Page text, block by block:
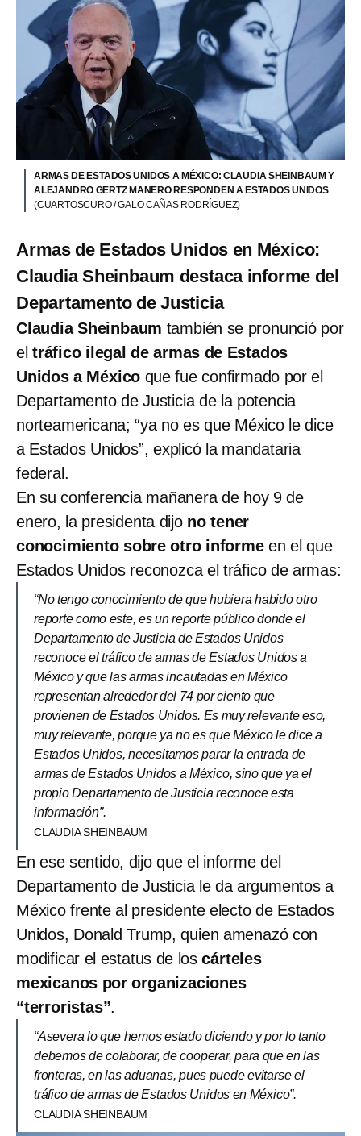
ARMAS DE ESTADOS UNIDOS A MÉXICO: CLAUDIA SHEINBAUM Y
ALEJANDRO GERTZ MANERO RESPONDEN A ESTADOS UNIDOS
(CUARTOSCURO / GALO CAÑAS RODRÍGUEZ)
Armas de Estados Unidos en México:
Claudia Sheinbaum destaca informe del
Departamento de Justicia
Claudia Sheinbaum también se pronunció por
el tráfico ilegal de armas de Estados
Unidos a México que fue confirmado por el
Departamento de Justicia de la potencia
norteamericana; “ya no es que México le dice
a Estados Unidos”, explicó la mandataria
federal.
En su conferencia mañanera de hoy 9 de
enero, la presidenta dijo no tener
conocimiento sobre otro informeen el que
Estados Unidos reconozca el tráfico de armas:
“No tengo conocimiento de que hubiera habido otro
reporte como este, es un reporte público donde el
Departamento de Justicia de Estados Unidos
reconoce el tráfico de armas de Estados Unidos a
México y que las armas incautadas en México
representan alrededor del 74 por ciento que
provienen de Estados Unidos. Es muy relevante eso,
muy relevante, porque ya no es que México le dice a
Estados Unidos, necesitamos parar la entrada de
armas de Estados Unidos a México, sino que ya el
propio Departamento de Justicia reconoce esta
información”.
CLAUDIA SHEINBAUM
En ese sentido, dijo que el informe del
Departamento de Justicia le da argumentos a
México frente al presidente electo de Estados
Unidos, Donald Trump, quien amenazó con
modificar el estatus de loscárteles
mexicanos por organizaciones
“terroristas”.
“Asevera lo que hemos estado diciendo y por lo tanto
debemos de colaborar, de cooperar, para que en las
fronteras, en las aduanas, pues puede evitarse el
tráfico de armas de Estados Unidos en México”.
CLAUDIA SHEINBAUM